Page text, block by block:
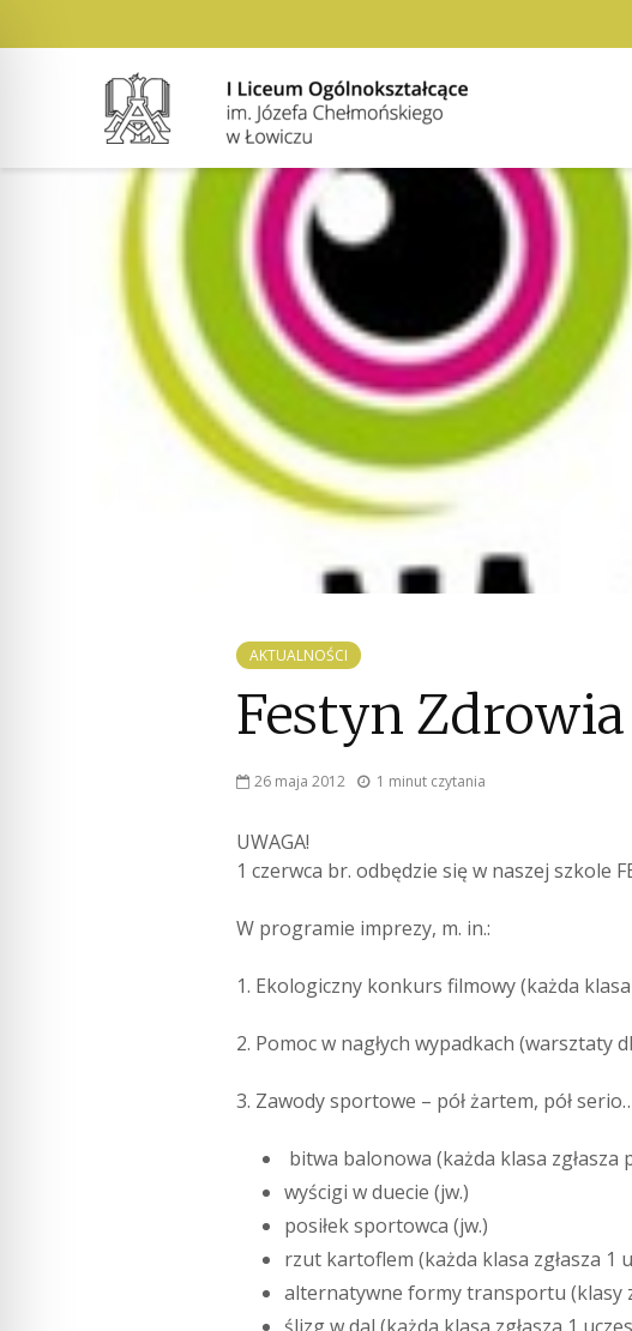
AKTUALNOŚCI
Festyn Zdrowia
26 maja 2012 1 minut czytania
UWAGA!
1 czerwca br. odbędzie się w naszej szkole
W programie imprezy, m. in.:
1. Ekologiczny konkurs filmowy (każda
2. Pomoc w nagłych wypadkach (warsztaty
3. Zawody sportowe – pół żartem, pół
bitwa balonowa (każda klasa zgłasza
wyścigi w duecie (jw.)
posiłek sportowca (jw.)
rzut kartoflem (każda klasa zgłasza 1
alternatywne formy transportu (klasy